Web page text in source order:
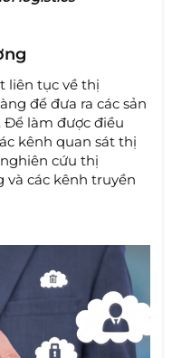
liên tục về thị
để đưa ra các sản
Để làm được điều
kênh quan sát thị
cứu thị
và các kênh truyền